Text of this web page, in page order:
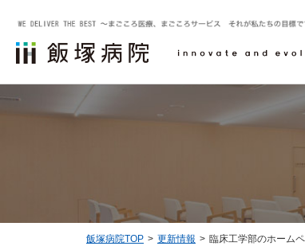
救急外来受診について
飯塚病院で相談できるスタッフ
NCDの外科手術・治療データベー
飯塚病院TOP 更新情報 臨床工学部のホーム